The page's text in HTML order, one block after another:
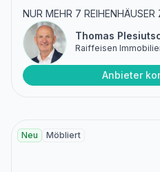
NUR MEHR 7 REIHENHÄUSER
Thomas
Raiffeisen
Anbieter
Neu Möbliert